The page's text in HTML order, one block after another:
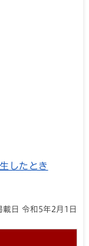
したとき
載日 令和5年2月1日